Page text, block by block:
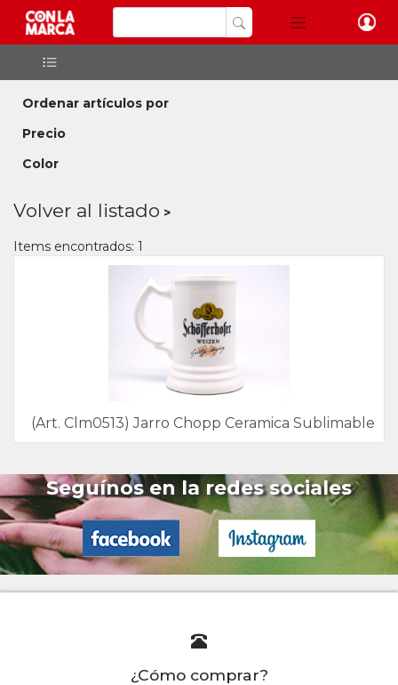
Ordenar artículos por
Precio
Color
Volver al listado
Items encontrados: 1
(Art. Clm0513) Jarro Chopp Ceramica Sublimable
Seguínos en la redes sociales
¿Cómo comprar?